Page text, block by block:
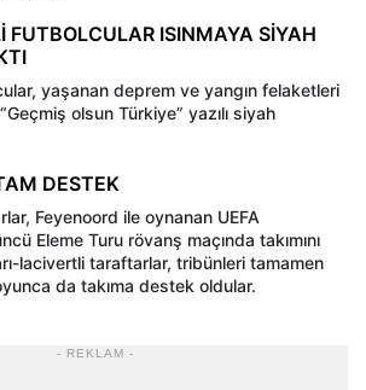
FUTBOLCULAR ISINMAYA SİYAH
yaşanan deprem ve yangın felaketleri
olsun Türkiye” yazılı siyah
DESTEK
Feyenoord ile oynanan UEFA
Eleme Turu rövanş maçında takımını
lacivertli taraftarlar, tribünleri tamamen
da takıma destek oldular.
- REKLAM -